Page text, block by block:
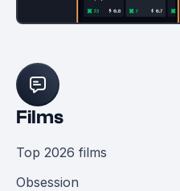
Films
Top 2026 films
Obsession